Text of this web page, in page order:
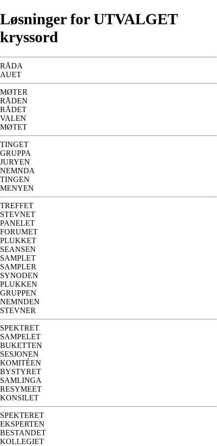
Løsninger for UTVALGET
kryssord
RÅDA
AUET
MØTER
RÅDEN
RÅDET
VALEN
MØTET
TINGET
GRUPPA
JURYEN
NEMNDA
TINGEN
MENYEN
TREFFET
STEVNET
PANELET
FORUMET
PLUKKET
SEANSEN
SAMPLET
SAMPLER
SYNODEN
PLUKKEN
GRUPPEN
NEMNDEN
STEVNER
SPEKTRET
SAMPELET
BUKETTEN
SESJONEN
KOMITÉEN
BYSTYRET
SAMLINGA
RESYMEET
KONSILET
SPEKTERET
EKSPERTEN
BESTANDET
KOLLEGIET